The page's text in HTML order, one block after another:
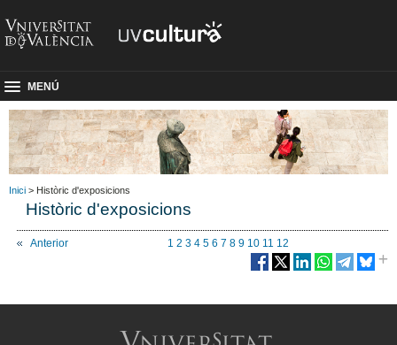
MENÚ
Inici > Històric d'exposicions
Històric d'exposicions
Anterior 1 2 3 4 5 6 7 8 9 10 11 12